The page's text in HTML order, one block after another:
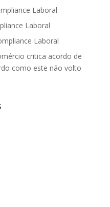
Laboral
Laboral
Laboral
critica acordo de
como este não volto